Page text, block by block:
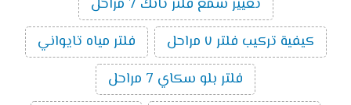
تغيير شمع فلتر تانك 7 مراحل
كيفية تركيب فلتر ٧ مراحل
فلتر مياه تايواني
فلتر بلو سكاي 7 مراحل